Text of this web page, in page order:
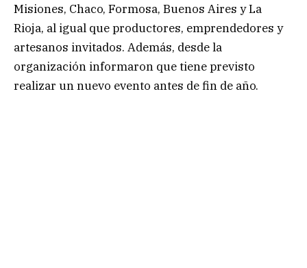
Misiones, Chaco, Formosa, Buenos Aires y La
Rioja, al igual que productores, emprendedores y
artesanos invitados. Además, desde la
organización informaron que tiene previsto
realizar un nuevo evento antes de fin de año.